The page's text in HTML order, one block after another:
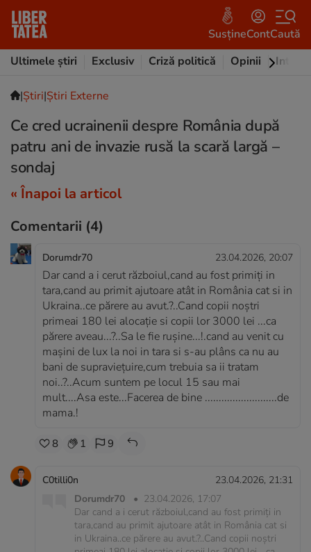
SusțineContCaută
Ultimele știri
Exclusiv Criză politică Opinii
|Ştiri|Știri Externe
Ce cred ucrainenii despre România după
patru ani de invazie rusă la scară largă –
sondaj
« Înapoi la articol
Comentarii (4)
Dorumdr70 23.04.2026, 20:07
Dar cand a i cerut războiul,cand au fost primiți in
tara,cand au primit ajutoare atât in România cat si in
Ukraina..ce părere au avut.?..Cand copii noștri
primeai 180 lei alocație si copii lor 3000 lei ...ca
părere aveau...?..Sa le fie rușine...!.cand au venit cu
mașini de lux la noi in tara si s-au plâns ca nu au
bani de supraviețuire,cum trebuia sa ii tratam
noi..?..Acum suntem pe locul 15 sau mai
mult....Asa este...Facerea de bine ..........................de
mama.!
8 1 9
C0tilli0n
23.04.2026, 21:31
Dorumdr70
• 23.04.2026, 17:07
Dar cand a i cerut războiul,cand au fost primiți in
tara,cand au primit ajutoare atât in România cat si
in Ukraina..ce părere au avut.?..Cand copii noștri